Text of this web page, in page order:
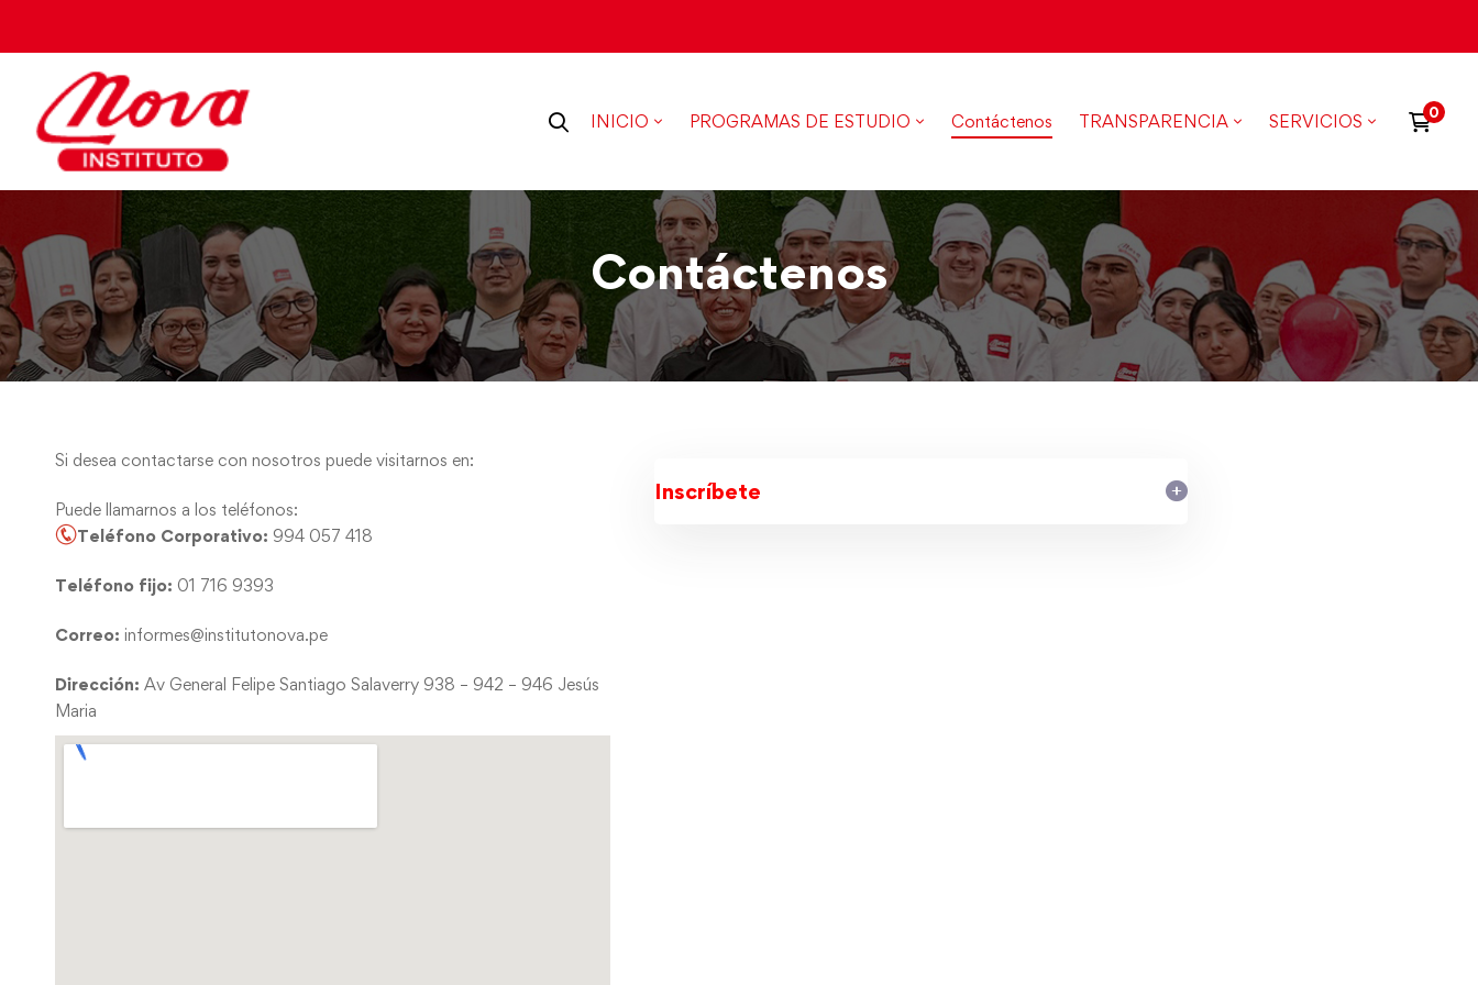
INICIO PROGRAMAS DE ESTUDIO Contáctenos TRANSPARENCIA SERVICIOS
Contáctenos
Si desea contactarse con nosotros puede visitarnos en:
Puede llamarnos a los teléfonos:
Teléfono Corporativo: 994 057 418
Teléfono fijo: 01 716 9393
Correo: informes@institutonova.pe
Dirección: Av General Felipe Santiago Salaverry 938 – 942 – 946 Jesús
Maria
Inscríbete